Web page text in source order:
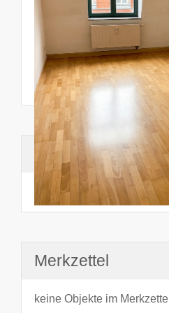
Suchhistorie
noch nichts angesehen
Merkzettel
keine Objekte im Merkzettel